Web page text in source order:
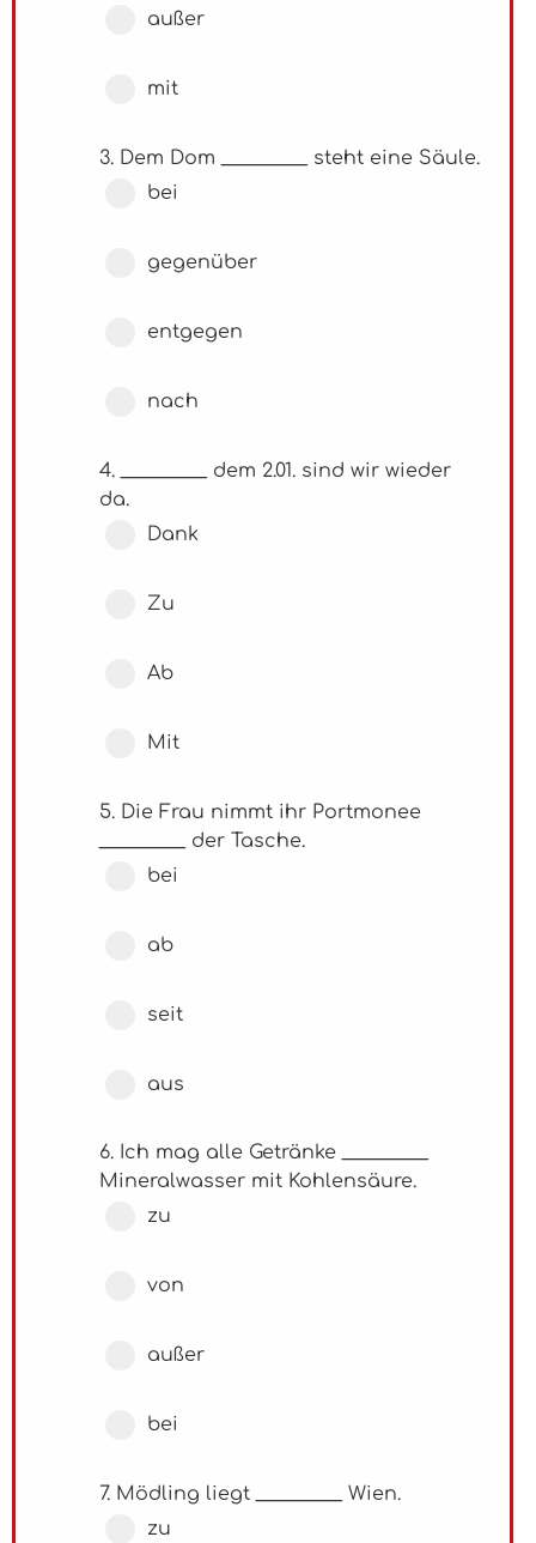
außer
mit
3. Dem Dom _________ steht eine Säule.
bei
gegenüber
entgegen
nach
4. _________ dem 2.01. sind wir wieder
da.
Dank
Zu
Ab
Mit
5. Die Frau nimmt ihr Portmonee
_________ der Tasche.
bei
ab
seit
aus
6. Ich mag alle Getränke _________
Mineralwasser mit Kohlensäure.
zu
von
außer
bei
7. Mödling liegt _________ Wien.
zu